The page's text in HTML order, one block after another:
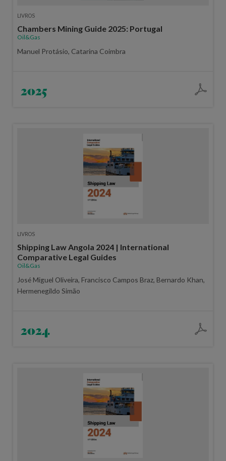
LIVROS
Chambers Mining Guide 2025: Portugal
Oil&Gas
Manuel Protásio, Catarina Coimbra
2025
LIVROS
Shipping Law Angola 2024 | International
Comparative Legal Guides
Oil&Gas
José Miguel Oliveira, Francisco Campos Braz, Bernardo Khan,
Hermenegildo Simão
2024